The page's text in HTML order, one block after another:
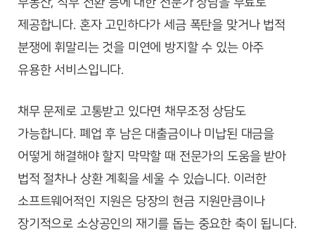
제공합니다. 혼자 고민하다가 세금 폭탄을 맞거나 법적
분쟁에 휘말리는 것을 미연에 방지할 수 있는 아주
유용한 서비스입니다.
채무 문제로 고통받고 있다면 채무조정 상담도
가능합니다. 폐업 후 남은 대출금이나 미납된 대금을
어떻게 해결해야 할지 막막할 때 전문가의 도움을 받아
법적 절차나 상환 계획을 세울 수 있습니다. 이러한
소프트웨어적인 지원은 당장의 현금 지원만큼이나
장기적으로 소상공인의 재기를 돕는 중요한 축이 됩니다.